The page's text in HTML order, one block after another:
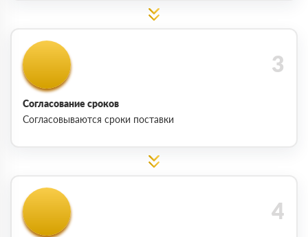
Согласование сроков
Согласовываются сроки поставки